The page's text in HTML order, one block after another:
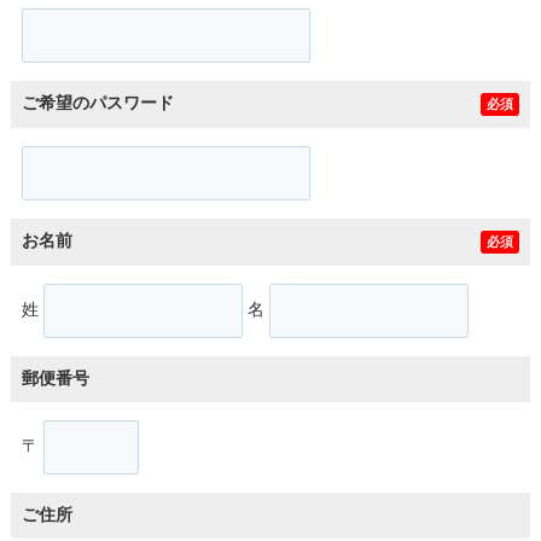
ご希望のパスワード 必須
お名前 必須
姓 名
郵便番号
〒
ご住所